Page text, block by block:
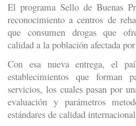
El programa Sello de Buenas
reconocimiento a centros de
que consumen drogas que
calidad a la población afectada
Con esa nueva entrega, el
establecimientos que forman
servicios, los cuales pasan por
evaluación y parámetros
estándares de calidad